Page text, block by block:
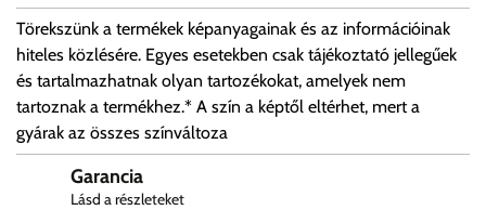
Törekszünk a termékek képanyagainak és az információinak
hiteles közlésére. Egyes esetekben csak tájékoztató jellegűek
és tartalmazhatnak olyan tartozékokat, amelyek nem
tartoznak a termékhez.* A szín a képtől eltérhet, mert a
gyárak az összes színváltoza
Garancia
Lásd a részleteket